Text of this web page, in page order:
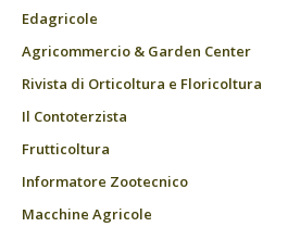
Edagricole
Agricommercio & Garden Center
Rivista di Orticoltura e Floricoltura
Il Contoterzista
Frutticoltura
Informatore Zootecnico
Macchine Agricole